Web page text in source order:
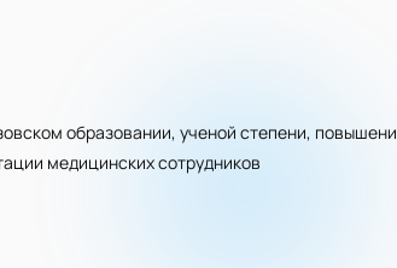
образовании, ученой степени,
медицинских сотрудников